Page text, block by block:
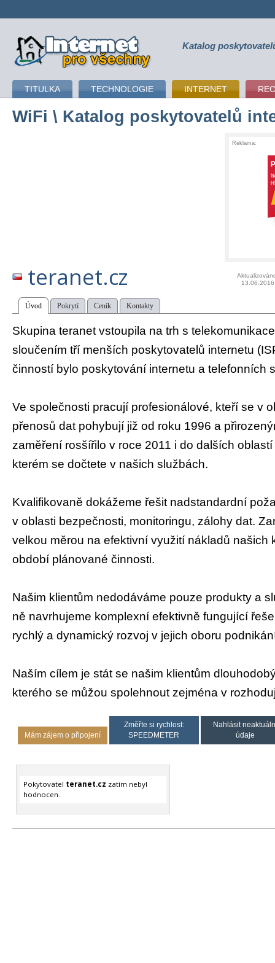
připojení k internetu Katalog
TITULKA TECHNOLOGIE INTERNET
WiFi \ Katalog poskytovatelů
Reklama:
teranet.cz
13.06.2016
Úvod Pokrytí Ceník Kontakty
Skupina teranet vstoupila na trh s
sloučením tří menších poskytovatelů internetu
činností bylo poskytování internetu a telefonních
Ve společnosti pracují profesionálové, kteří se v
přenosů dat pohybují již od roku 1996 a
zaměření rosšířilo v roce 2011 i do dalších
kterém se dočtete v našich službách.
Kvalifikovaně dokážeme řešit nadstandardní
v oblasti bezpečnosti, monitoringu, zálohy dat.
velkou měrou na efektivní využití nákladů našich
období plánované činnosti.
Našim klientům nedodáváme pouze produkty a
ně navrhujeme komplexní efektivně fungující
rychlý a dynamický rozvoj v jejich oboru
Naším cílem je stát se našim klientům
kterého se můžou spolehnout zejména v
Mám zájem o připojení
Změřte si rychlost:
SPEEDMETER
Nahlásit
údaje
Pokytovatel teranet.cz zatím nebyl
hodnocen.